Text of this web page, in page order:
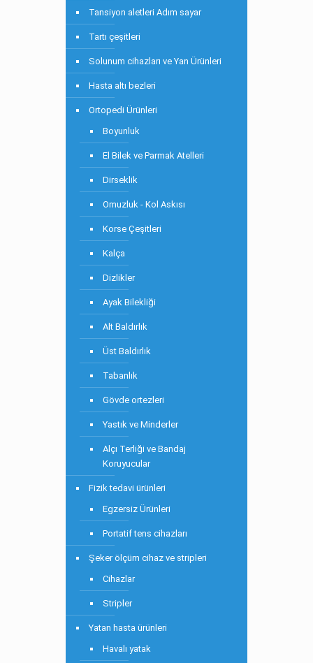
Tansiyon aletleri Adım sayar
Tartı çeşitleri
Solunum cihazları ve Yan Ürünleri
Hasta altı bezleri
Ortopedi Ürünleri
Boyunluk
El Bilek ve Parmak Atelleri
Dirseklik
Omuzluk - Kol Askısı
Korse Çeşitleri
Kalça
Dizlikler
Ayak Bilekliği
Alt Baldırlık
Üst Baldırlık
Tabanlık
Gövde ortezleri
Yastık ve Minderler
Alçı Terliği ve Bandaj
Koruyucular
Fizik tedavi ürünleri
Egzersiz Ürünleri
Portatif tens cihazları
Şeker ölçüm cihaz ve stripleri
Cihazlar
Stripler
Yatan hasta ürünleri
Havalı yatak